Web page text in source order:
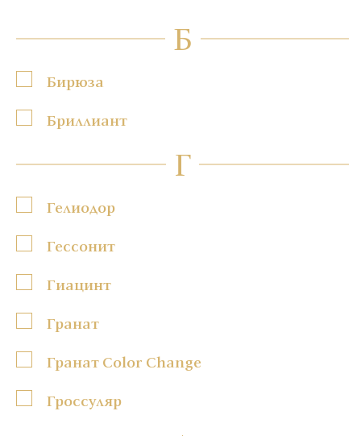
Б
Бирюза
Бриллиант
Г
Гелиодор
Гессонит
Гиацинт
Гранат
Гранат Color Change
Гроссуляр